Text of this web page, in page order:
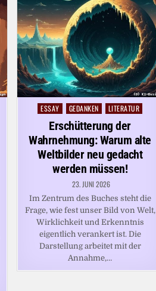
Posted
ESSAY GEDANKEN LITERATUR
Erschütterung der
Wahrnehmung: Warum alte
Weltbilder neu gedacht
werden müssen!
23. JUNI 2026
Im Zentrum des Buches steht die
Frage, wie fest unser Bild von Welt,
Wirklichkeit und Erkenntnis
eigentlich verankert ist. Die
Darstellung arbeitet mit der
Annahme,…